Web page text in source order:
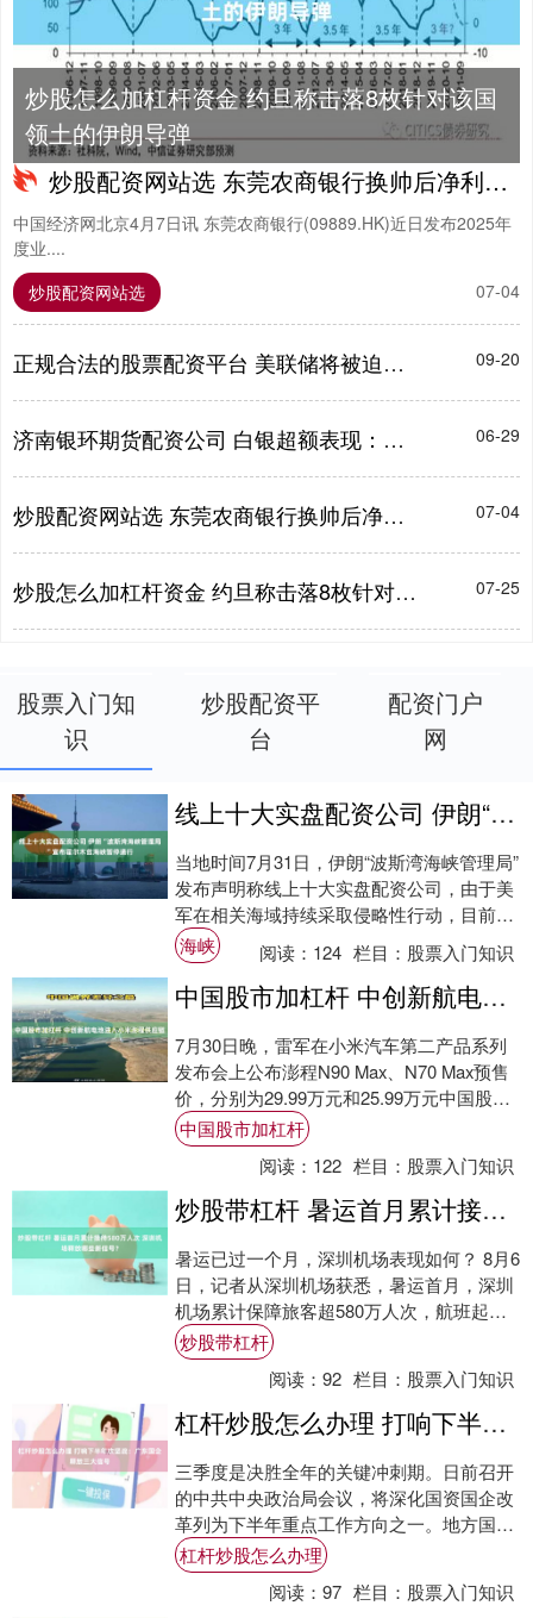
炒股怎么加杠杆资金 约旦称击落8枚针对该国
领土的伊朗导弹
炒股配资网站选 东莞农商银行换帅后净利连降3年 不良率连升4年后首降
中国经济网北京4月7日讯 东莞农商银行(09889.HK)近日发布2025年
度业....
07-04
炒股配资网站选
正规合法的股票配资平台 美联储将被迫开启激进宽松周期？顶级策略师：黄金很快会冲击4000！ 09-20
济南银环期货配资公司 白银超额表现：新一轮周期信号还是涨势见顶？ 06-29
炒股配资网站选 东莞农商银行换帅后净利连降3年 不良率连升4年后首降 07-04
炒股怎么加杠杆资金 约旦称击落8枚针对该国领土的伊朗导弹 07-25
股票入门知
识
炒股配资平
台
配资门户
网
线上十大实盘配资公司 伊朗“波斯湾海峡管理局”宣布霍尔木兹海峡暂停通行
当地时间7月31日，伊朗“波斯湾海峡管理局”
发布声明称线上十大实盘配资公司，由于美
军在相关海域持续采取侵略性行动，目前霍
尔木兹海峡已无法正常通行。 声明指出，
待....
海峡 阅读： 124 栏目： 股票入门知识
中国股市加杠杆 中创新航电池进入小米澎程供应链
7月30日晚，雷军在小米汽车第二产品系列
发布会上公布澎程N90 Max、N70 Max预售
价，分别为29.99万元和25.99万元中国股市
加杠杆，标志着小米汽车....
中国股市加杠杆
阅读： 122 栏目： 股票入门知识
炒股带杠杆 暑运首月累计接待580万人次 深圳机场释放哪些新信号？
暑运已过一个月，深圳机场表现如何？ 8月6
日，记者从深圳机场获悉，暑运首月，深圳
机场累计保障旅客超580万人次，航班起降
3.9万架次，两项指标较去年同期均出现显....
炒股带杠杆
阅读：92 栏目： 股票入门知识
杠杆炒股怎么办理 打响下半年攻坚战：广东国企释放三大信号
三季度是决胜全年的关键冲刺期。日前召开
的中共中央政治局会议，将深化国资国企改
革列为下半年重点工作方向之一。地方国资
委负责人研讨班提出，各地需提高站位、加
大执行力....
杠杆炒股怎么办理
阅读：97 栏目： 股票入门知识